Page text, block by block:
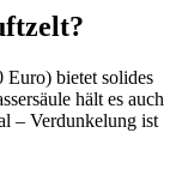
Euro) bietet solides
hält es auch
– Verdunkelung ist